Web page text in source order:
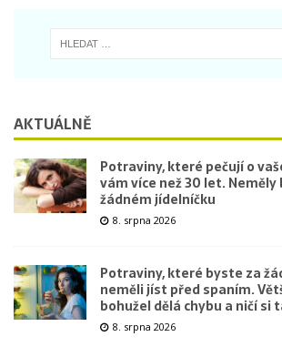
AKTUÁLNĚ
Potraviny, které pečují o
vám více než 30 let. Neměly
žádném jídelníčku
8. srpna 2026
Potraviny, které byste za
neměli jíst před spaním.
bohužel dělá chybu a ničí si
8. srpna 2026